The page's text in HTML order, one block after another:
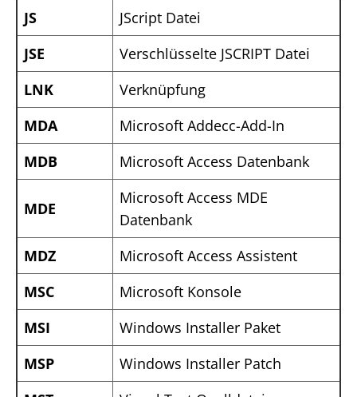
JS
JScript Datei
JSE
Verschlüsselte JSCRIPT Datei
LNK
Verknüpfung
MDA
Microsoft Addecc-Add-In
MDB
Microsoft Access Datenbank
MDE
Microsoft Access MDE
Datenbank
MDZ
Microsoft Access Assistent
MSC
Microsoft Konsole
MSI
Windows Installer Paket
MSP
Windows Installer Patch